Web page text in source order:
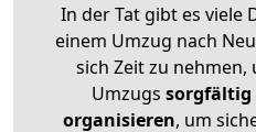
In der Tat gibt es viele
einem Umzug nach
sich Zeit zu nehmen,
Umzugs sorgfältig
organisieren, um